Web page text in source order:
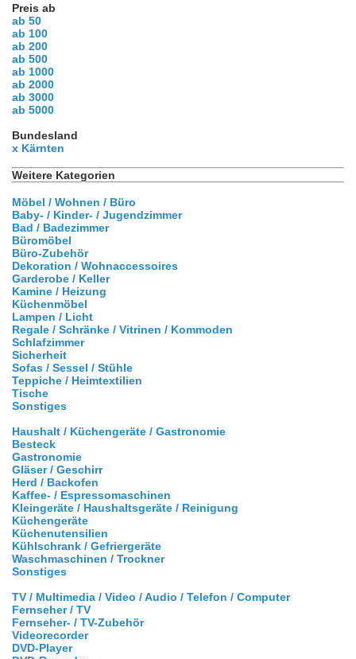
Preis ab
ab 50
ab 100
ab 200
ab 500
ab 1000
ab 2000
ab 3000
ab 5000
Bundesland
x Kärnten
Weitere Kategorien
Möbel / Wohnen / Büro
Baby- / Kinder- / Jugendzimmer
Bad / Badezimmer
Büromöbel
Büro-Zubehör
Dekoration / Wohnaccessoires
Garderobe / Keller
Kamine / Heizung
Küchenmöbel
Lampen / Licht
Regale / Schränke / Vitrinen / Kommoden
Schlafzimmer
Sicherheit
Sofas / Sessel / Stühle
Teppiche / Heimtextilien
Tische
Sonstiges
Haushalt / Küchengeräte / Gastronomie
Besteck
Gastronomie
Gläser / Geschirr
Herd / Backofen
Kaffee- / Espressomaschinen
Kleingeräte / Haushaltsgeräte / Reinigung
Küchengeräte
Küchenutensilien
Kühlschrank / Gefriergeräte
Waschmaschinen / Trockner
Sonstiges
TV / Multimedia / Video / Audio / Telefon / Computer
Fernseher / TV
Fernseher- / TV-Zubehör
Videorecorder
DVD-Player